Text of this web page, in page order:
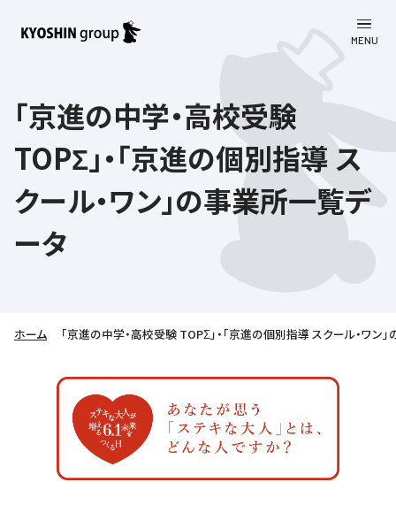
MENU
会社案内
会社案内
教育理念
会社概要／組織図
本社所在地
事業一覧
語学学習
ライフキャリア
育児・暮らし
京進グループの事業所
京進グループについて
人材育成の取り組み
CSRレポート
社会貢献活動
株主・投資家の皆さまへ
ビジョン／経営方針
連結業績・財務
京進リクルートInstagram
新卒採用情報
新卒採用デジタルパンフレット
利用規約
個人情報保護方針
特別警報発令時の授業について
Copyright © KYOSHIN Co., Ltd. All rights reserved.
「京進の中学・高校受験
TOPΣ」・「京進の個別指導 ス
クール・ワン」の事業所一覧デ
ータ
ホーム 「京進の中学・高校受験 TOPΣ」・「京進の個別指導 スクール・ワン